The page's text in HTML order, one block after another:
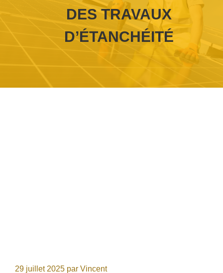
DES TRAVAUX
D’ÉTANCHÉITÉ
29 juillet 2025 par Vincent